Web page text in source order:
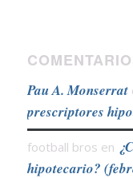
Pau A. Monserrat
prescriptores
football bros en
hipotecario?